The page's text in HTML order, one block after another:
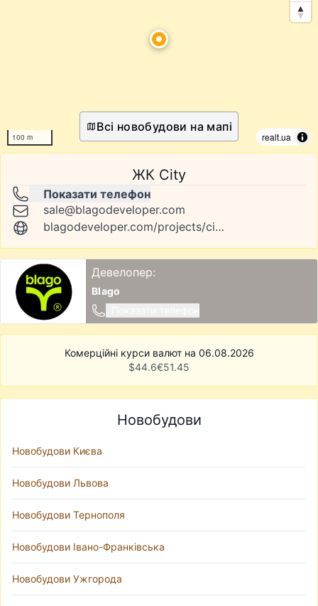
100 m realt.ua
Всі новобудови на мапі
ЖК City
Показати телефон
sale@blagodeveloper.com
blagodeveloper.com/projects/city-by-blago
Девелопер:
Blago
Комерційні курси валют на 06.08.2026
$44.6€51.45
Новобудови
Новобудови Києва
Новобудови Львова
Новобудови Тернополя
Новобудови Івано-Франківська
Новобудови Ужгорода